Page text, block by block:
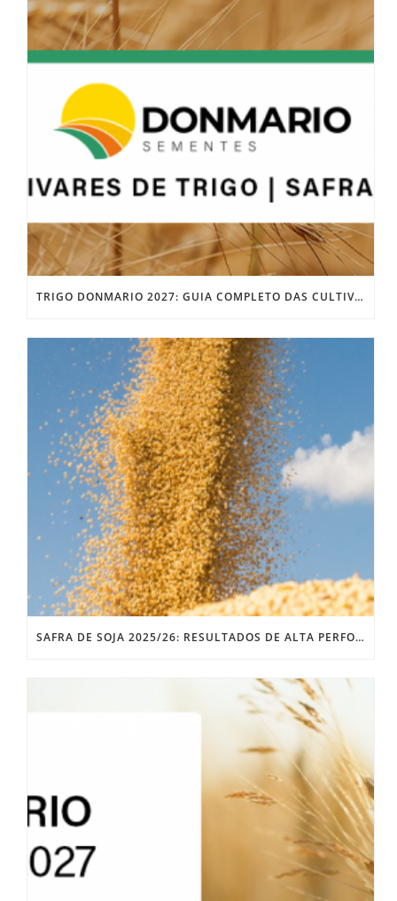
TRIGO DONMARIO 2027: GUIA COMPLETO DAS CULTIVARES DM3026 E DM4025
SAFRA DE SOJA 2025/26: RESULTADOS DE ALTA PERFORMANCE DONMARIO